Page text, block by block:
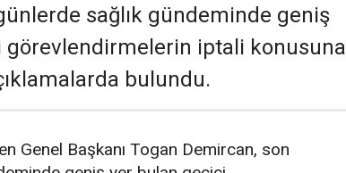
sağlık gündeminde geniş
görevlendirmelerin iptali konusuna
bulundu.
Genel Başkanı Togan Demircan, son